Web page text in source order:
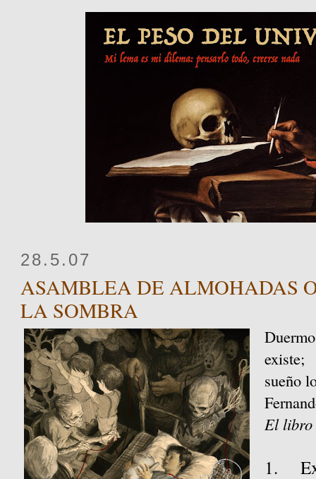
28.5.07
ASAMBLEA DE ALMOHADAS
LA SOMBRA
sueño
El libro
1.